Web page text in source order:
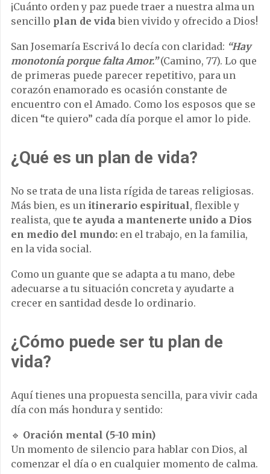
¡Cuánto orden y paz puede traer a nuestra alma un
sencillo plan de vidabien vivido y ofrecido a Dios!
San Josemaría Escrivá lo decía con claridad: “Hay
monotonía porque falta Amor.”(Camino, 77). Lo que
de primeras puede parecer repetitivo, para un
corazón enamorado es ocasión constante de
encuentro con el Amado. Como los esposos que se
dicen “te quiero” cada día porque el amor lo pide.
¿Qué es un plan de vida?
No se trata de una lista rígida de tareas religiosas.
Más bien, es un itinerario espiritual, flexible y
realista, que te ayuda a mantenerte unido a Dios
en medio del mundo: en el trabajo, en la familia,
en la vida social.
Como un guante que se adapta a tu mano, debe
adecuarse a tu situación concreta y ayudarte a
crecer en santidad desde lo ordinario.
¿Cómo puede ser tu plan de
vida?
Aquí tienes una propuesta sencilla, para vivir cada
día con más hondura y sentido:
🔹 Oración mental (5-10 min)
Un momento de silencio para hablar con Dios, al
comenzar el día o en cualquier momento de calma.